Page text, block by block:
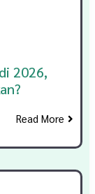
2026,
Read More